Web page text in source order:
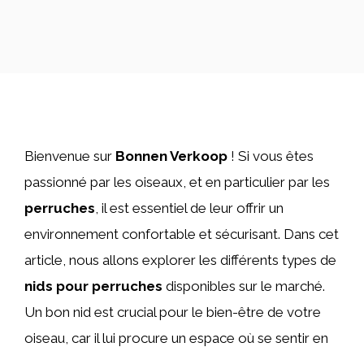
Bienvenue sur Bonnen Verkoop ! Si vous êtes
passionné par les oiseaux, et en particulier par les
perruches , il est essentiel de leur offrir un
environnement confortable et sécurisant. Dans cet
article, nous allons explorer les différents types de
nids pour perruches disponibles sur le marché.
Un bon nid est crucial pour le bien-être de votre
oiseau, car il lui procure un espace où se sentir en